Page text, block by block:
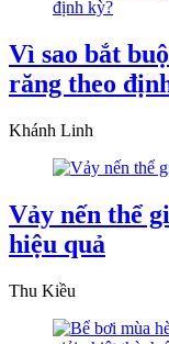
Vì sao bắt
răng theo
Khánh Linh
Vảy nến thể
hiệu quả
Thu Kiều